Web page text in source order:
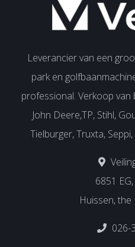
Leverancier van een
park en
professional. Verkoop van
John Deere,TP, Stihl,
Tielburger, Truxta,
6851
Huissen,
026-